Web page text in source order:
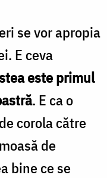
se vor apropia
E ceva
este primul
. E ca o
corola către
de
bine ce se